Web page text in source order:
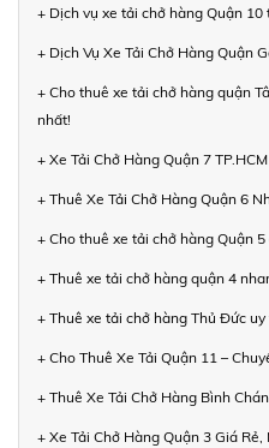
+ Dịch vụ xe tải chở hàng Quận
+ Dịch Vụ Xe Tải Chở Hàng Quận
+ Cho thuê xe tải chở hàng quận
nhất!
+ Xe Tải Chở Hàng Quận 7
+ Thuê Xe Tải Chở Hàng Quận 6
+ Cho thuê xe tải chở hàng Quận
+ Thuê xe tải chở hàng quận 4
+ Thuê xe tải chở hàng Thủ Đức
+ Cho Thuê Xe Tải Quận 11 –
+ Thuê Xe Tải Chở Hàng Bình
+ Xe Tải Chở Hàng Quận 3 Giá